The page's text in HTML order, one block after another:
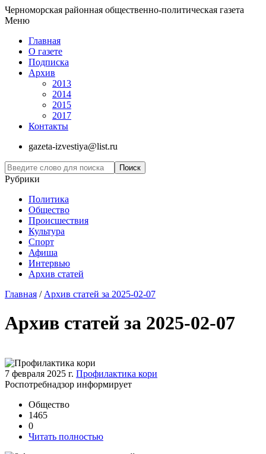
Черноморская районная общественно-политическая газета
Меню
Главная
О газете
Подписка
Архив
2013
2014
2015
2017
Контакты
gazeta-izvestiya@list.ru
Рубрики
Политика
Общество
Проиcшествия
Культура
Спорт
Афиша
Интервью
Архив статей
Главная / Архив статей за 2025-02-07
Архив статей за 2025-02-07
7 февраля 2025 г. Профилактика кори
Роспотребнадзор информирует
Общество
1465
0
Читать полностью